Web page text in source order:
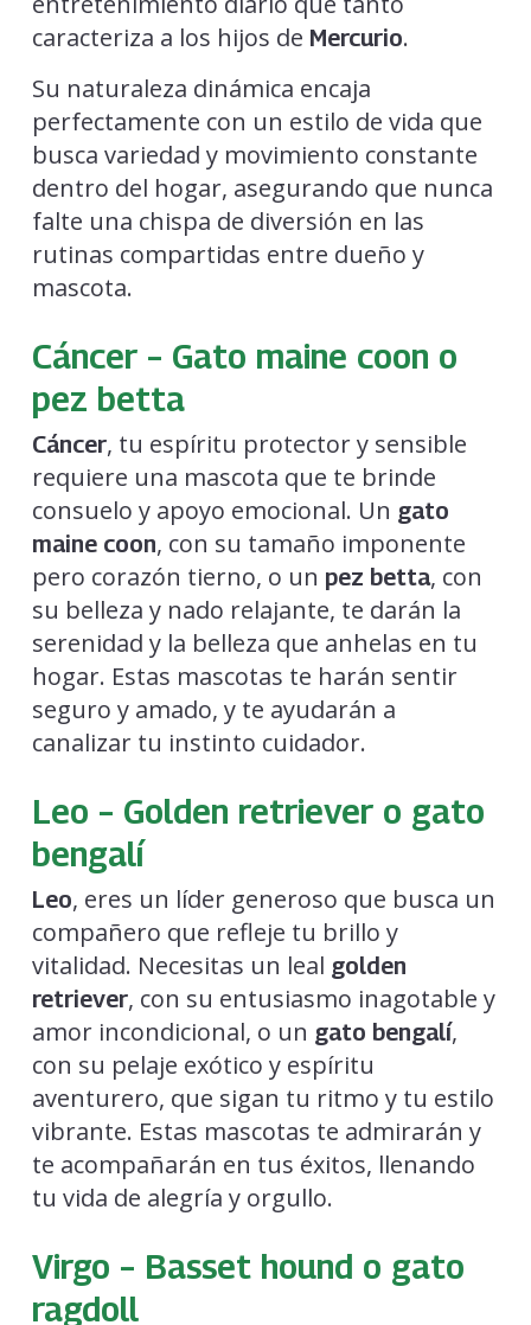
caracteriza a los hijos de Mercurio.
Su naturaleza dinámica encaja
perfectamente con un estilo de vida que
busca variedad y movimiento constante
dentro del hogar, asegurando que nunca
falte una chispa de diversión en las
rutinas compartidas entre dueño y
mascota.
Cáncer – Gato maine coon o
pez betta
Cáncer, tu espíritu protector y sensible
requiere una mascota que te brinde
consuelo y apoyo emocional. Un gato
maine coon, con su tamaño imponente
pero corazón tierno, o un pez betta, con
su belleza y nado relajante, te darán la
serenidad y la belleza que anhelas en tu
hogar. Estas mascotas te harán sentir
seguro y amado, y te ayudarán a
canalizar tu instinto cuidador.
Leo – Golden retriever o gato
bengalí
Leo, eres un líder generoso que busca un
compañero que refleje tu brillo y
vitalidad. Necesitas un leal golden
retriever, con su entusiasmo inagotable y
amor incondicional, o un gato bengalí,
con su pelaje exótico y espíritu
aventurero, que sigan tu ritmo y tu estilo
vibrante. Estas mascotas te admirarán y
te acompañarán en tus éxitos, llenando
tu vida de alegría y orgullo.
Virgo – Basset hound o gato
ragdoll